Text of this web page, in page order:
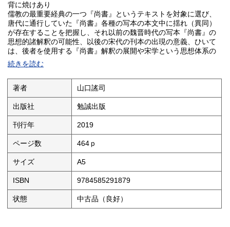
背に焼けあり
儒教の最重要経典の一つ『尚書』というテキストを対象に選び、
唐代に通行していた『尚書』各種の写本の本文中に揺れ（異同）
が存在することを把握し、それ以前の魏晋時代の写本『尚書』の
思想的諸解釈の可能性、以後の宋代の刊本の出現の意義、ひいて
は、後者を使用する『尚書』解釈の展開や宋学という思想体系の
成立、などに対する見通しを探求した意欲的な学術書（池田知久
序文より）
続きを読む
著者 山口謠司
出版社 勉誠出版
刊行年 2019
ページ数 464ｐ
サイズ A5
ISBN 9784585291879
状態 中古品（良好）